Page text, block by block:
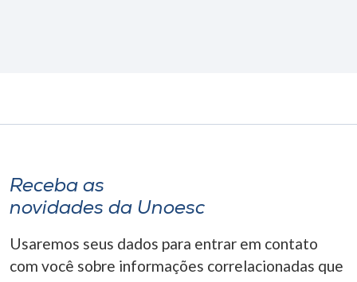
Receba as
novidades da Unoesc
Usaremos seus dados para entrar em contato
com você sobre informações correlacionadas que